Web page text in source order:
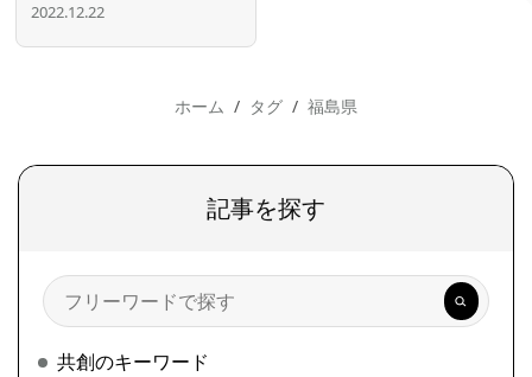
2022.12.22
ホーム タグ 福島県
記事を探す
検
索
共創のキーワード